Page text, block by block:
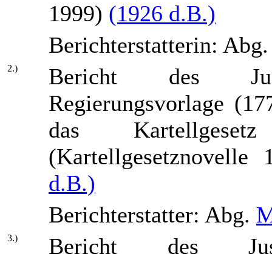
1999) (1926 d.B.)
Berichterstatterin:
2.)
Bericht des
Regierungsvorlage
das
d.B.)
Berichterstatter: Abg.
3.)
Bericht des